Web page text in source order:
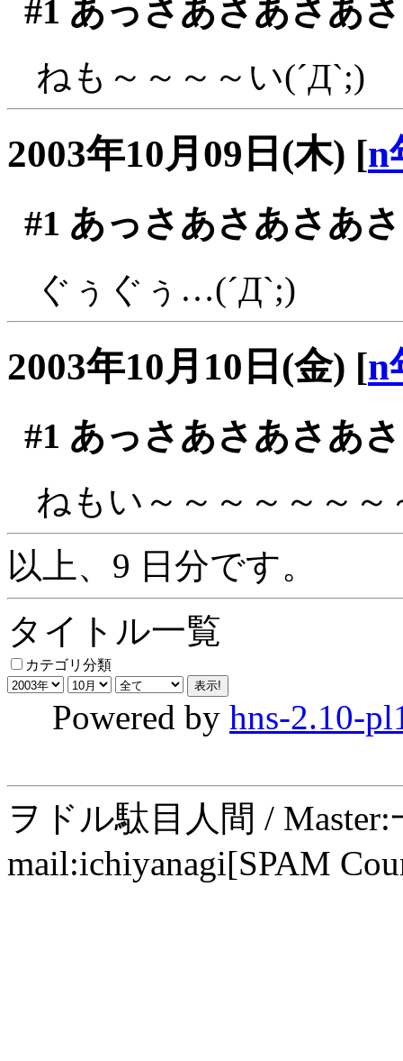
#1 あっさあさあさあ
ねも～～～～い(´Д`;)
2003年10月09日(木) [n
#1 あっさあさあさあ
ぐぅぐぅ…(´Д`;)
2003年10月10日(金) [n
#1 あっさあさあさあ
ねもい～～～～～～
以上、9 日分です。
タイトル一覧
カテゴリ分類
Powered by hns-2.10-
ヲドル駄目人間 /
mail:ichiyanagi[SPAM